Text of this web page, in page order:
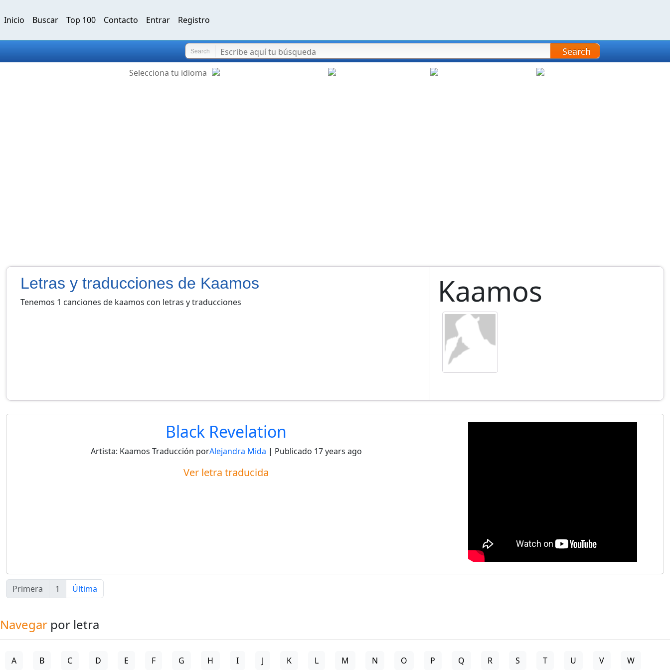
Inicio Buscar Top 100 Contacto Entrar Registro
Search Search
Selecciona tu idioma
Letras y traducciones de Kaamos
Tenemos 1 canciones de kaamos con letras y traducciones Kaamos
Black Revelation
Artista: Kaamos Traducción porAlejandra Mida | Publicado 17 years ago
Ver letra traducida
Primera 1 Última
Navegar por letra
A B C D E F G H I J K L M N O P Q R S T U V W